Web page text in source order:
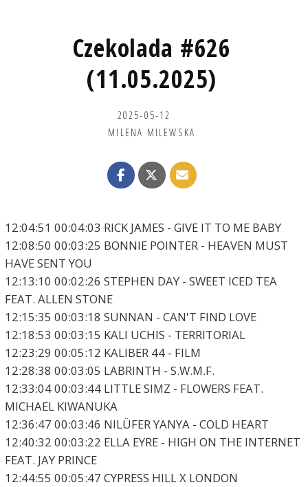
Czekolada #626
(11.05.2025)
2025-05-12
MILENA MILEWSKA
12:04:51 00:04:03 RICK JAMES - GIVE IT TO ME BABY
12:08:50 00:03:25 BONNIE POINTER - HEAVEN MUST
HAVE SENT YOU
12:13:10 00:02:26 STEPHEN DAY - SWEET ICED TEA
FEAT. ALLEN STONE
12:15:35 00:03:18 SUNNAN - CAN'T FIND LOVE
12:18:53 00:03:15 KALI UCHIS - TERRITORIAL
12:23:29 00:05:12 KALIBER 44 - FILM
12:28:38 00:03:05 LABRINTH - S.W.M.F.
12:33:04 00:03:44 LITTLE SIMZ - FLOWERS FEAT.
MICHAEL KIWANUKA
12:36:47 00:03:46 NILÜFER YANYA - COLD HEART
12:40:32 00:03:22 ELLA EYRE - HIGH ON THE INTERNET
FEAT. JAY PRINCE
12:44:55 00:05:47 CYPRESS HILL X LONDON